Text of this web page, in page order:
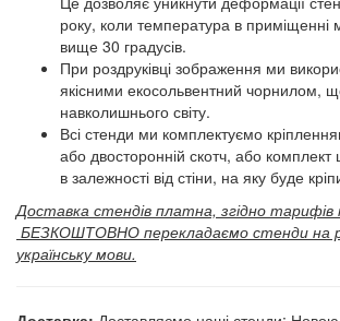
року, коли температура в приміщенні
вище 30 градусів.
При роздруківці зображення ми
якісними екосольвентний чорнилом,
навколишнього світу.
Всі стенди ми комплектуємо
або двосторонній скотч, або
в залежності від стіни, на яку буде
Доставка стендів платна, згідно тарифів
БЕЗКОШТОВНО перекладаємо стенди на
українську мови.